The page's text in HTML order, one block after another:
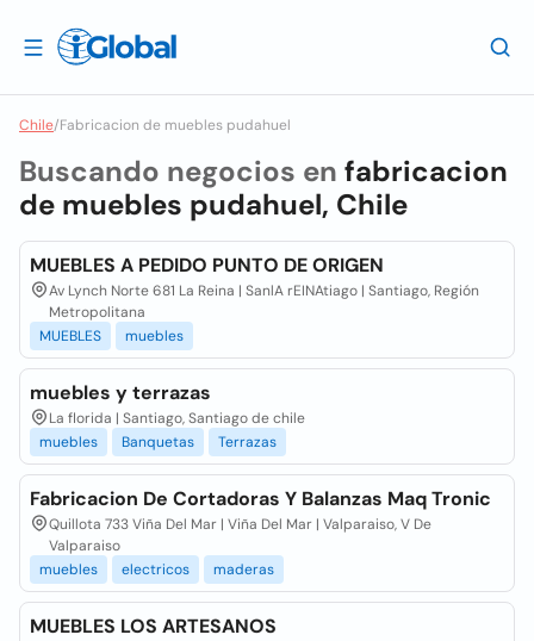
Chile/Fabricacion de muebles pudahuel
Buscando negocios en fabricacion
de muebles pudahuel, Chile
MUEBLES A PEDIDO PUNTO DE ORIGEN
Av Lynch Norte 681 La Reina | SanlA rEINAtiago | Santiago, Región
Metropolitana
MUEBLES
muebles
muebles y terrazas
La florida | Santiago, Santiago de chile
muebles
Banquetas Terrazas
Fabricacion De Cortadoras Y Balanzas Maq Tronic
Quillota 733 Viña Del Mar | Viña Del Mar | Valparaiso, V De
Valparaiso
muebles
electricos maderas
MUEBLES LOS ARTESANOS